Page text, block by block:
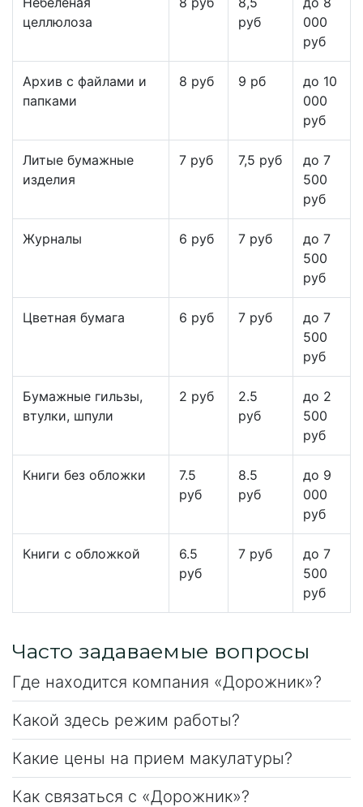
целлюлоза
руб
000
руб
Архив с файлами и
папками
8 руб 9 рб
до 10
000
руб
Литые бумажные
изделия
7 руб 7,5 руб
до 7
500
руб
Журналы 6 руб 7 руб
до 7
500
руб
Цветная бумага 6 руб 7 руб
до 7
500
руб
Бумажные гильзы,
втулки, шпули
2 руб
2.5
руб
до 2
500
руб
Книги без обложки
7.5
руб
8.5
руб
до 9
000
руб
Книги с обложкой
6.5
руб
7 руб
до 7
500
руб
Часто задаваемые вопросы
Где находится компания «Дорожник»?
Какой здесь режим работы?
Какие цены на прием макулатуры?
Как связаться с «Дорожник»?